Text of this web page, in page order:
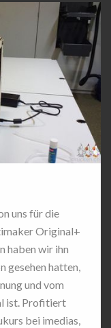
uns für die
Original+
haben wir ihn
gesehen hatten,
und vom
ist. Profitiert
bei imedias,